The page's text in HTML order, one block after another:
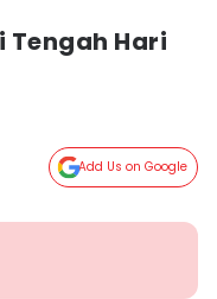
Tengah Hari
Add Us on Google